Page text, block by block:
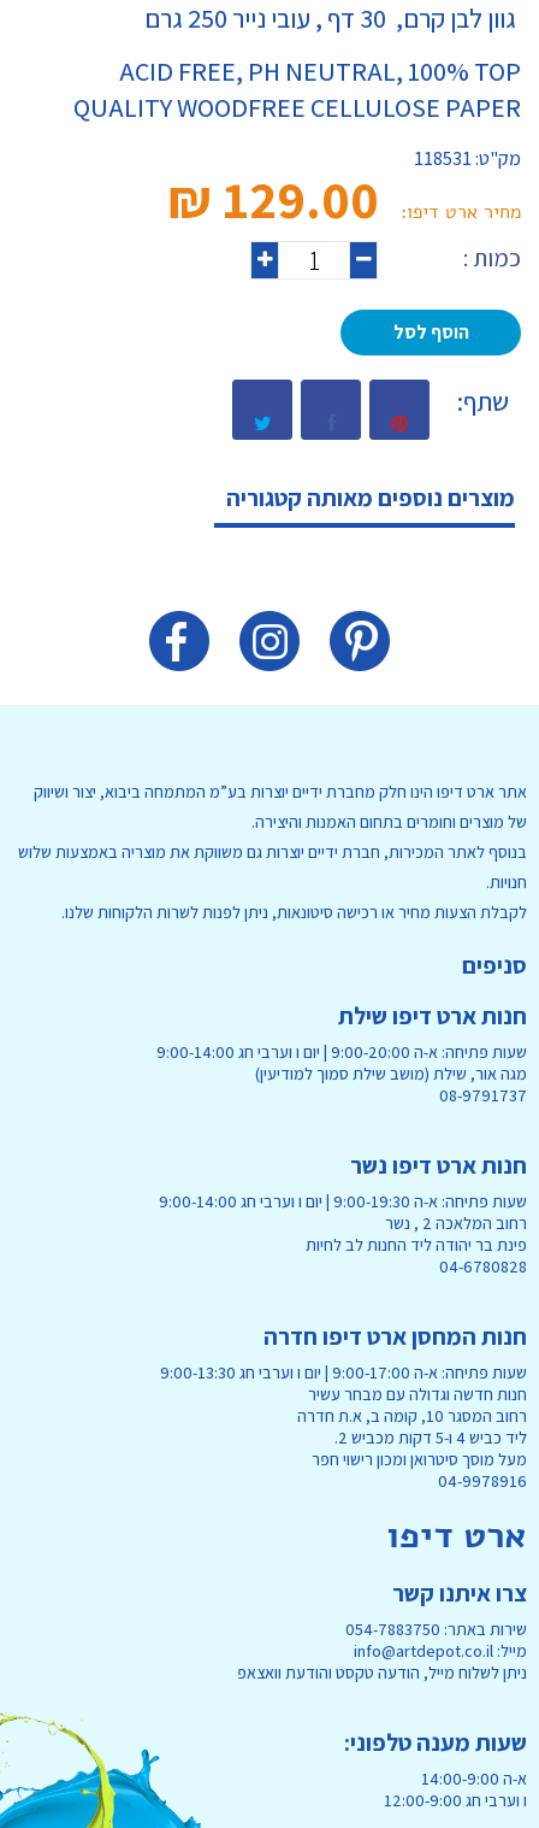
גוון לבן קרם, 30 דף , עובי נייר 250 גרם
ACID FREE, PH NEUTRAL, 100% TOP
QUALITY WOODFREE CELLULOSE PAPER
מק"ט:118531
מחיר ארט דיפו: 129.00 ₪‎
כמות :
הוסף לסל
שתף:
מוצרים נוספים מאותה קטגוריה
אתר ארט דיפו הינו חלק מחברת ידיים יוצרות בע”מ המתמחה ביבוא, יצור ושיווק
של מוצרים וחומרים בתחום האמנות והיצירה.
בנוסף לאתר המכירות, חברת ידיים יוצרות גם משווקת את מוצריה באמצעות שלוש
חנויות.
לקבלת הצעות מחיר או רכישה סיטונאות, ניתן לפנות לשרות הלקוחות שלנו.
סניפים
חנות ארט דיפו שילת
שעות פתיחה: א-ה 9:00-20:00 | יום ו וערבי חג 9:00-14:00
מגה אור, שילת (מושב שילת סמוך למודיעין)
08-9791737
חנות ארט דיפו נשר
שעות פתיחה: א-ה 9:00-19:30 | יום ו וערבי חג 9:00-14:00
רחוב המלאכה 2 , נשר
פינת בר יהודה ליד החנות לב לחיות
04-6780828
חנות המחסן ארט דיפו חדרה
שעות פתיחה: א-ה 9:00-17:00 | יום ו וערבי חג 9:00-13:30
חנות חדשה וגדולה עם מבחר עשיר
רחוב המסגר 10, קומה ב, א.ת חדרה
ליד כביש 4 ו-5 דקות מכביש 2.
מעל מוסך סיטרואן ומכון רישוי חפר
04-9978916
ארט דיפו
צרו איתנו קשר
שירות באתר: 054-7883750
מייל: info@artdepot.co.il
ניתן לשלוח מייל, הודעה טקסט והודעת וואצאפ
שעות מענה טלפוני:
א-ה 14:00-9:00
ו וערבי חג 12:00-9:00